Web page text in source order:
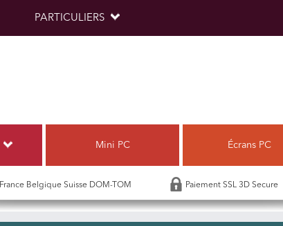
PARTICULIERS
Mini PC Écrans PC
France Belgique Suisse DOM-TOM Paiement SSL 3D Secure